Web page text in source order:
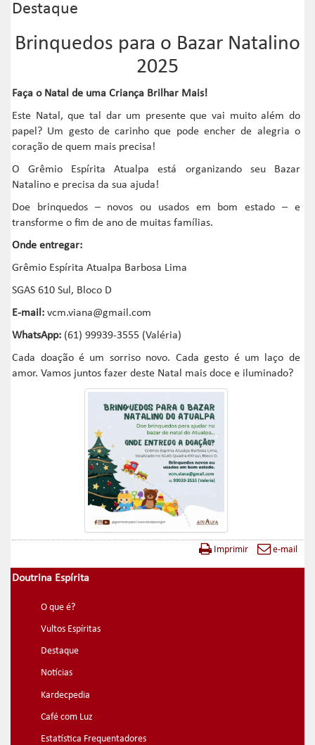
Destaque
Brinquedos para o Bazar Natalino
2025
Faça o Natal de uma Criança Brilhar Mais!
Este Natal, que tal dar um presente que vai muito além do
papel? Um gesto de carinho que pode encher de alegria o
coração de quem mais precisa!
O Grêmio Espírita Atualpa está organizando seu Bazar
Natalino e precisa da sua ajuda!
Doe brinquedos – novos ou usados em bom estado – e
transforme o fim de ano de muitas famílias.
Onde entregar:
Grêmio Espírita Atualpa Barbosa Lima
SGAS 610 Sul, Bloco D
E-mail:vcm.viana@gmail.com
WhatsApp: (61) 99939-3555 (Valéria)
Cada doação é um sorriso novo. Cada gesto é um laço de
amor. Vamos juntos fazer deste Natal mais doce e iluminado?
Imprimir e-mail
Doutrina Espírita
O que é?
Vultos Espíritas
Destaque
Notícias
Kardecpedia
Café com Luz
Estatística Frequentadores